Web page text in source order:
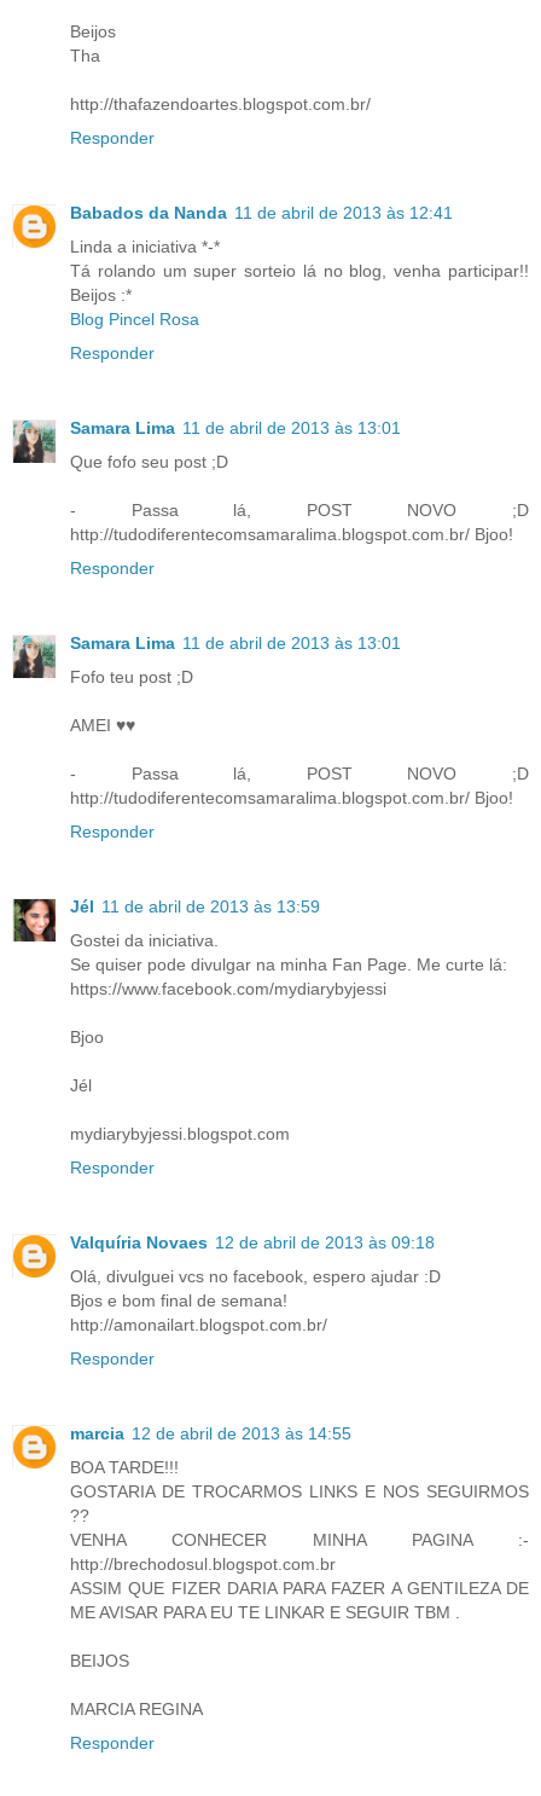
Beijos
Tha
http://thafazendoartes.blogspot.com.br/
Responder
Babados da Nanda 11 de abril de 2013 às 12:41
Linda a iniciativa *-*
Tá rolando um super sorteio lá no blog, venha participar!!
Beijos :*
Blog Pincel Rosa
Responder
Samara Lima 11 de abril de 2013 às 13:01
Que fofo seu post ;D
- Passa lá, POST NOVO ;D
http://tudodiferentecomsamaralima.blogspot.com.br/ Bjoo!
Responder
Samara Lima 11 de abril de 2013 às 13:01
Fofo teu post ;D
AMEI ♥♥
- Passa lá, POST NOVO ;D
http://tudodiferentecomsamaralima.blogspot.com.br/ Bjoo!
Responder
Jél 11 de abril de 2013 às 13:59
Gostei da iniciativa.
Se quiser pode divulgar na minha Fan Page. Me curte lá:
https://www.facebook.com/mydiarybyjessi
Bjoo
Jél
mydiarybyjessi.blogspot.com
Responder
Valquíria Novaes 12 de abril de 2013 às 09:18
Olá, divulguei vcs no facebook, espero ajudar :D
Bjos e bom final de semana!
http://amonailart.blogspot.com.br/
Responder
marcia 12 de abril de 2013 às 14:55
BOA TARDE!!!
GOSTARIA DE TROCARMOS LINKS E NOS SEGUIRMOS
??
VENHA CONHECER MINHA PAGINA :-
http://brechodosul.blogspot.com.br
ASSIM QUE FIZER DARIA PARA FAZER A GENTILEZA DE
ME AVISAR PARA EU TE LINKAR E SEGUIR TBM .
BEIJOS
MARCIA REGINA
Responder